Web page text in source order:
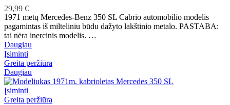
29,99 €
1971 metų Mercedes-Benz 350 SL Cabrio automobilio modelis
pagamintas iš milteliniu būdu dažyto lakštinio metalo. PASTABA:
tai nėra inercinis modelis. …
Daugiau
Įsiminti
Greita peržiūra
Daugiau
Įsiminti
Greita peržiūra